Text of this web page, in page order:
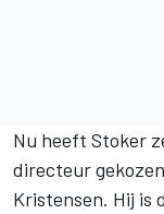
Nu heeft Stoker
directeur
Kristensen. Hij is